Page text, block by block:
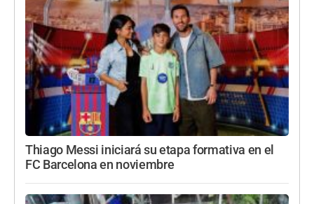
Thiago Messi iniciará su etapa formativa en el
FC Barcelona en noviembre